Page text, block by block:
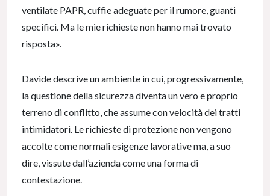
ventilate PAPR, cuffie adeguate per il rumore, guanti
specifici. Ma le mie richieste non hanno mai trovato
risposta».
Davide descrive un ambiente in cui, progressivamente,
la questione della sicurezza diventa un vero e proprio
terreno di conflitto, che assume con velocità dei tratti
intimidatori. Le richieste di protezione non vengono
accolte come normali esigenze lavorative ma, a suo
dire, vissute dall’azienda come una forma di
contestazione.